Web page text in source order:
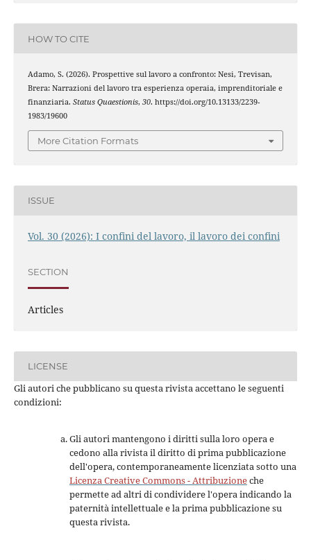
HOW TO CITE
Adamo, S. (2026). Prospettive sul lavoro a confronto: Nesi, Trevisan,
Brera: Narrazioni del lavoro tra esperienza operaia, imprenditoriale e
finanziaria. Status Quaestionis, 30. https://doi.org/10.13133/2239-
1983/19600
More Citation Formats
ISSUE
Vol. 30 (2026): I confini del lavoro, il lavoro dei confini
SECTION
Articles
LICENSE
Gli autori che pubblicano su questa rivista accettano le seguenti
condizioni:
Gli autori mantengono i diritti sulla loro opera e
cedono alla rivista il diritto di prima pubblicazione
dell'opera, contemporaneamente licenziata sotto una
Licenza Creative Commons - Attribuzioneche
permette ad altri di condividere l'opera indicando la
paternità intellettuale e la prima pubblicazione su
questa rivista.